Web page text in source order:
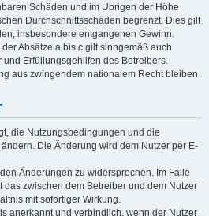
Schäden und im Übrigen der Höhe
Durchschnittsschäden begrenzt. Dies gilt
insbesondere entgangenen Gewinn.
Absätze a bis c gilt sinngemäß auch
Erfüllungsgehilfen des Betreibers.
aus zwingendem nationalem Recht bleiben
die Nutzungsbedingungen und die
Die Änderung wird dem Nutzer per E-
Änderungen zu widersprechen. Im Falle
das zwischen dem Betreiber und dem Nutzer
mit sofortiger Wirkung.
anerkannt und verbindlich, wenn der Nutzer